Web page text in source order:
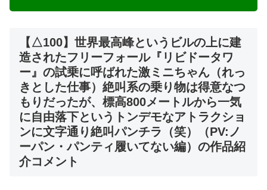
【△100】世界最高峰というビルの上に建
造されたフリーフォール『リビドータワ
ー』の試乗に呼ばれた激ミニちゃん（れっ
きとした仕事）絶叫系の乗り物は得意なつ
もりだったが、標高800メートルから一気
に自由落下というトンデモなアトラクショ
ンに文字通り絶叫パンチラ（笑）（PV:ノ
ーパン・パンティ履いてない編）の作品紹
介コメント